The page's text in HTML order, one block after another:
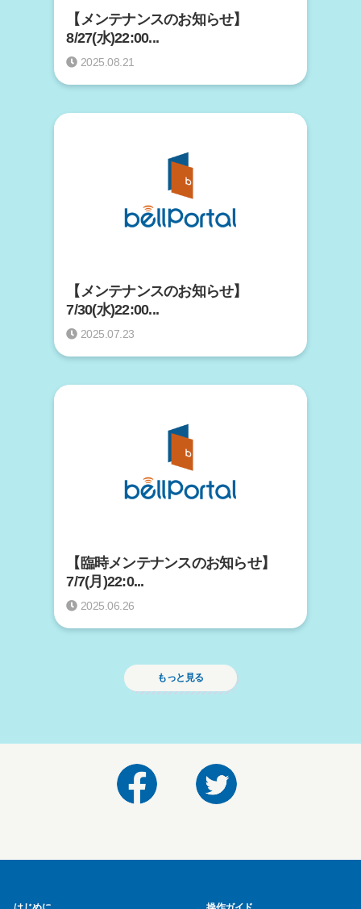
【メンテナンスのお知らせ】
8/27(水)22:00...
2025.08.21
【メンテナンスのお知らせ】
7/30(水)22:00...
2025.07.23
【臨時メンテナンスのお知らせ】
7/7(月)22:0...
2025.06.26
もっと見る